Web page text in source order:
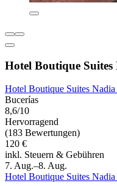
Hotel Boutique Suites
Hotel Boutique Suites Nadia
Bucerías
8,6/10
Hervorragend
(183 Bewertungen)
120 €
inkl. Steuern & Gebühren
7. Aug.–8. Aug.
Hotel Boutique Suites Nadia